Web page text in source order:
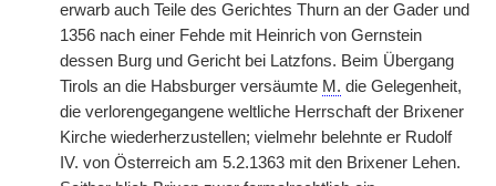
erwarb auch Teile des Gerichtes Thurn an der Gader und
1356 nach einer Fehde mit Heinrich von Gernstein
dessen Burg und Gericht bei Latzfons. Beim Übergang
Tirols an die Habsburger versäumte M. die Gelegenheit,
die verlorengegangene weltliche Herrschaft der Brixener
Kirche wiederherzustellen; vielmehr belehnte er Rudolf
IV. von Österreich am 5.2.1363 mit den Brixener Lehen.